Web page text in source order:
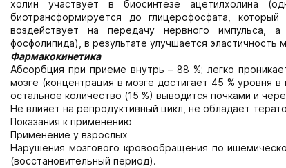
холин участвует в биосинтезе ацетилхолина
биотрансформируется до глицерофосфата,
воздействует на передачу нервного импульса, а
фосфолипида), в результате улучшается эластичность
Фармакокинетика
Абсорбция при приеме внутрь – 88 %; легко
мозге (концентрация в мозге достигает 45 % уровня
остальное количество (15 %) выводится почками и
Не влияет на репродуктивный цикл, не обладает
Показания к применению
Применение у взрослых
Нарушения мозгового кровообращения по
(восстановительный период).